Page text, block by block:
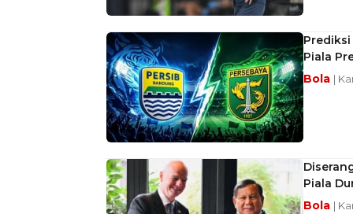
Prediksi
Piala
Bola |
Piala
Bola |